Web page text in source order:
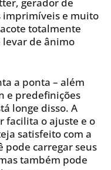
imprimíveis e muito
totalmente
levar de ânimo
a ponta – além
e predefinições
longe disso. A
facilita o ajuste e o
satisfeito com a
pode carregar seus
também pode